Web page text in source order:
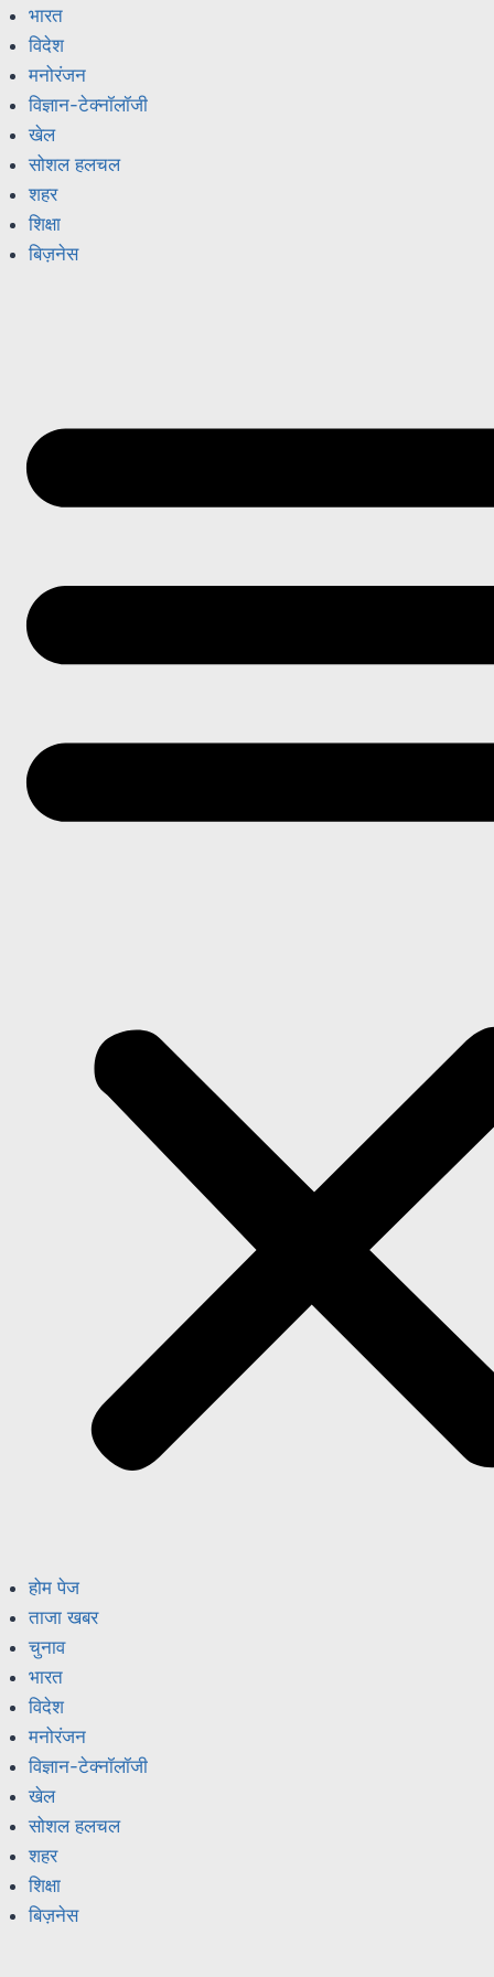
भारत
विदेश
मनोरंजन
विज्ञान-टेक्नॉलॉजी
खेल
सोशल हलचल
शहर
शिक्षा
बिज़नेस
होम पेज
ताजा खबर
चुनाव
भारत
विदेश
मनोरंजन
विज्ञान-टेक्नॉलॉजी
खेल
सोशल हलचल
शहर
शिक्षा
बिज़नेस